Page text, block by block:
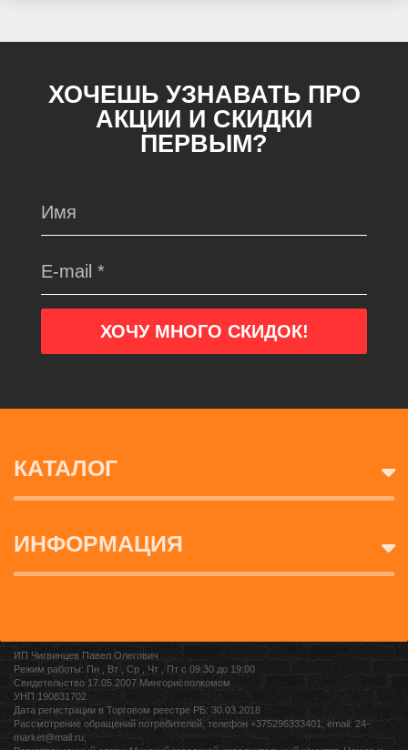
ХОЧЕШЬ УЗНАВАТЬ ПРО
АКЦИИ И СКИДКИ
ПЕРВЫМ?
КАТАЛОГ
ИНФОРМАЦИЯ
ИП Чигвинцев Павел Олегович
Режим работы: Пн , Вт , Ср , Чт , Пт c 09:30 до 19:00
Свидетельство 17.05.2007 Мингорисполкомом
УНП 190831702
Дата регистрации в Торговом реестре РБ: 30.03.2018
Рассмотрение обращений потребителей, телефон +375296333401, email: 24-
market@mail.ru,